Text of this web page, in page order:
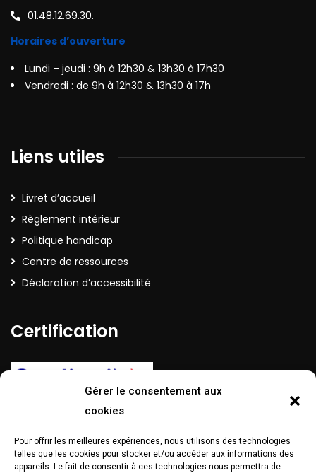
Gérer le consentement aux
cookies
Pour offrir les meilleures expériences, nous utilisons des technologies
telles que les cookies pour stocker et/ou accéder aux informations des
appareils. Le fait de consentir à ces technologies nous permettra de
01.48.12.69.30.
Horaires d’ouverture
Lundi – jeudi : 9h à 12h30 & 13h30 à 17h30
Vendredi : de 9h à 12h30 & 13h30 à 17h
Liens utiles
Livret d’accueil
Règlement intérieur
Politique handicap
Centre de ressources
Déclaration d’accessibilité
Certification
La certification Qualiopi a été délivrée au titre de la catégorie
d’action suivante : Action de formation